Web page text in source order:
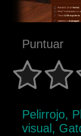
Puntuar
Pelirrojo,
visual,